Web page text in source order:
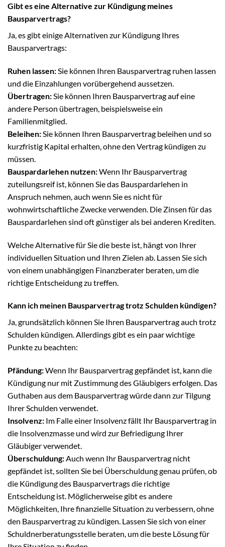
Gibt es eine Alternative zur Kündigung meines
Bausparvertrags?
Ja, es gibt einige Alternativen zur Kündigung Ihres
Bausparvertrags:
Ruhen lassen: Sie können Ihren Bausparvertrag ruhen lassen
und die Einzahlungen vorübergehend aussetzen.
Übertragen: Sie können Ihren Bausparvertrag auf eine
andere Person übertragen, beispielsweise ein
Familienmitglied.
Beleihen: Sie können Ihren Bausparvertrag beleihen und so
kurzfristig Kapital erhalten, ohne den Vertrag kündigen zu
müssen.
Bauspardarlehen nutzen:Wenn Ihr Bausparvertrag
zuteilungsreif ist, können Sie das Bauspardarlehen in
Anspruch nehmen, auch wenn Sie es nicht für
wohnwirtschaftliche Zwecke verwenden. Die Zinsen für das
Bauspardarlehen sind oft günstiger als bei anderen Krediten.
Welche Alternative für Sie die beste ist, hängt von Ihrer
individuellen Situation und Ihren Zielen ab. Lassen Sie sich
von einem unabhängigen Finanzberater beraten, um die
richtige Entscheidung zu treffen.
Kann ich meinen Bausparvertrag trotz Schulden kündigen?
Ja, grundsätzlich können Sie Ihren Bausparvertrag auch trotz
Schulden kündigen. Allerdings gibt es ein paar wichtige
Punkte zu beachten:
Pfändung:Wenn Ihr Bausparvertrag gepfändet ist, kann die
Kündigung nur mit Zustimmung des Gläubigers erfolgen. Das
Guthaben aus dem Bausparvertrag würde dann zur Tilgung
Ihrer Schulden verwendet.
Insolvenz: Im Falle einer Insolvenz fällt Ihr Bausparvertrag in
die Insolvenzmasse und wird zur Befriedigung Ihrer
Gläubiger verwendet.
Überschuldung:Auch wenn Ihr Bausparvertrag nicht
gepfändet ist, sollten Sie bei Überschuldung genau prüfen, ob
die Kündigung des Bausparvertrags die richtige
Entscheidung ist. Möglicherweise gibt es andere
Möglichkeiten, Ihre finanzielle Situation zu verbessern, ohne
den Bausparvertrag zu kündigen. Lassen Sie sich von einer
Schuldnerberatungsstelle beraten, um die beste Lösung für